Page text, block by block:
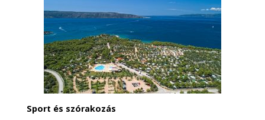
Sport és szórakozás